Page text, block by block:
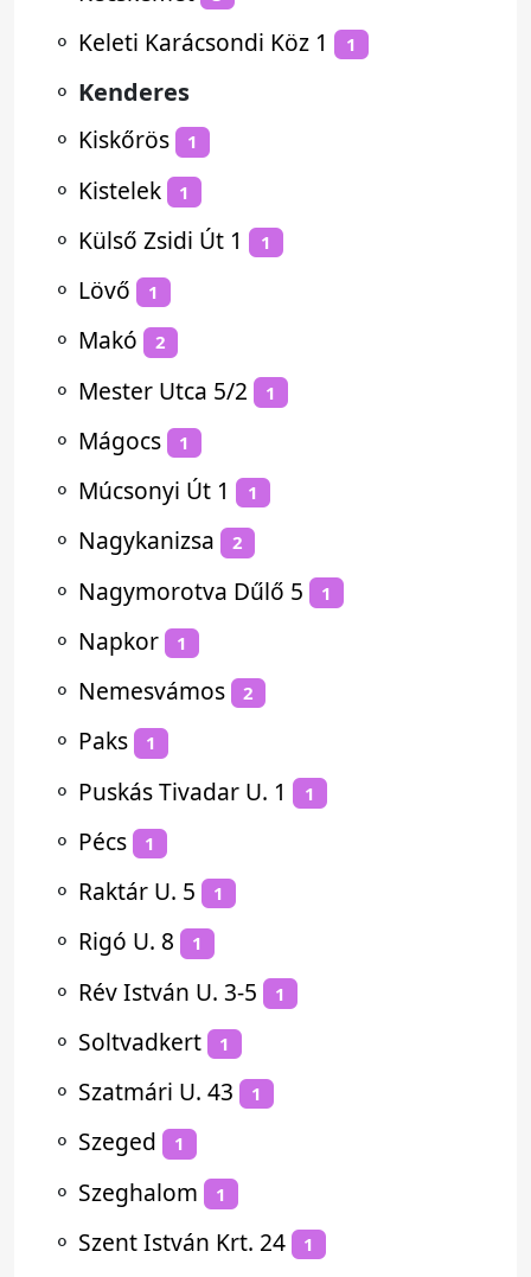
⚬ Keleti Karácsondi Köz 1 1
⚬ Kenderes
⚬ Kiskőrös 1
⚬ Kistelek 1
⚬ Külső Zsidi Út 1 1
⚬ Lövő 1
⚬ Makó 2
⚬ Mester Utca 5/2 1
⚬ Mágocs 1
⚬ Múcsonyi Út 1 1
⚬ Nagykanizsa 2
⚬ Nagymorotva Dűlő 5 1
⚬ Napkor 1
⚬ Nemesvámos 2
⚬ Paks 1
⚬ Puskás Tivadar U. 1 1
⚬ Pécs 1
⚬ Raktár U. 5 1
⚬ Rigó U. 8 1
⚬ Rév István U. 3-5 1
⚬ Soltvadkert 1
⚬ Szatmári U. 43 1
⚬ Szeged 1
⚬ Szeghalom 1
⚬ Szent István Krt. 24 1